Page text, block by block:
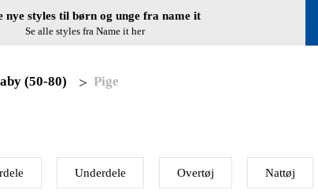
styles til børn og unge fra name it
Se alle styles fra Name it her
(50-80) Pige
Underdele Overtøj Nattøj